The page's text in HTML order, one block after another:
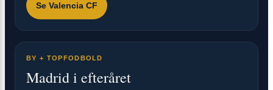
Se Valencia CF
BY + TOPFODBOLD
Madrid i efteråret